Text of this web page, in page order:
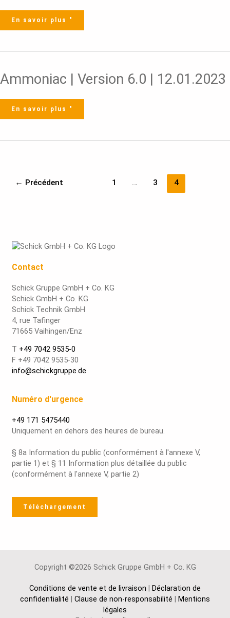
20.03.2023
En savoir plus "
Ammoniac | Version 6.0 | 12.01.2023
|
Version
12.01.2023
En savoir plus "
← Précédent 1 … 3 4
Contact
Schick Gruppe GmbH + Co. KG
Schick GmbH + Co. KG
Schick Technik GmbH
4, rue Tafinger
71665 Vaihingen/Enz
T +49 7042 9535-0
F +49 7042 9535-30
info@schickgruppe.de
Numéro d'urgence
+49 171 5475440
Uniquement en dehors des heures de bureau.
§ 8a Information du public (conformément à l'annexe V,
partie 1) et § 11 Information plus détaillée du public
(conformément à l'annexe V, partie 2)
Téléchargement
Copyright ©2026 Schick Gruppe GmbH + Co. KG
Conditions de vente et de livraison
Déclaration de
confidentialité
Clause de non-responsabilité
Mentions
légales